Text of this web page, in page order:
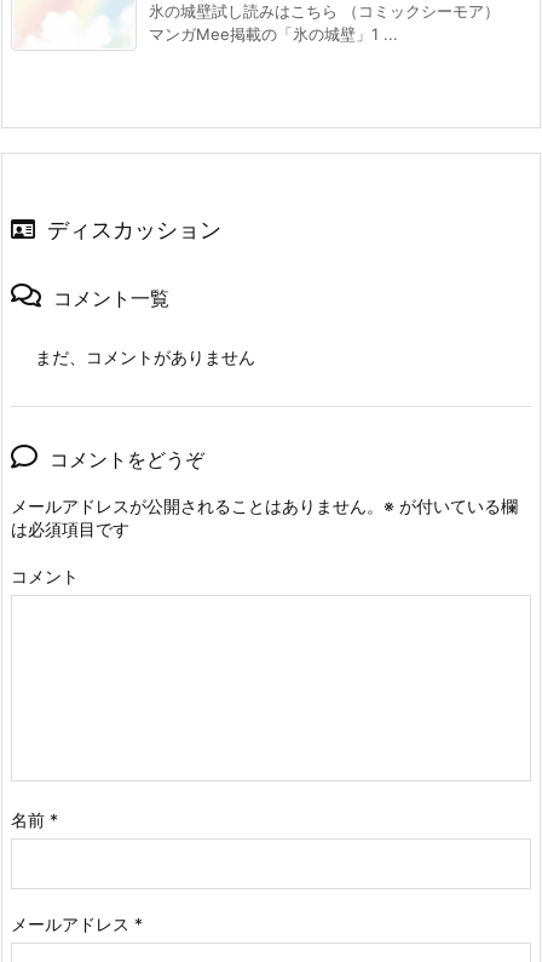
氷の城壁試し読みはこちら （コミックシーモア）
マンガMee掲載の「氷の城壁」1 ...
ディスカッション
コメント一覧
まだ、コメントがありません
コメントをどうぞ
メールアドレスが公開されることはありません。 ※ が付いている欄
は必須項目です
コメント
名前 *
メールアドレス *